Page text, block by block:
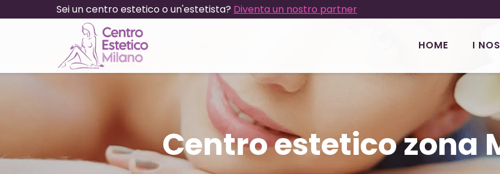
Sei un centro estetico o un'estetista? Diventa un nostro partner
HOME I
Centro estetico zona